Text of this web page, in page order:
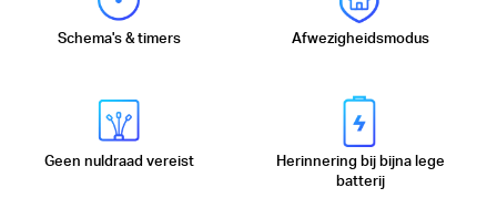
Schema's & timers Afwezigheidsmodus
Geen nuldraad vereist
Herinnering bij bijna lege
batterij